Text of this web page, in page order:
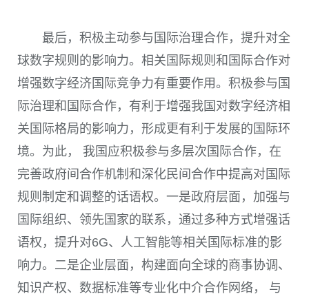
最后，积极主动参与国际治理合作，提升对全
球数字规则的影响力。相关国际规则和国际合作对
增强数字经济国际竞争力有重要作用。积极参与国
际治理和国际合作，有利于增强我国对数字经济相
关国际格局的影响力，形成更有利于发展的国际环
境。为此， 我国应积极参与多层次国际合作，在
完善政府间合作机制和深化民间合作中提高对国际
规则制定和调整的话语权。一是政府层面，加强与
国际组织、领先国家的联系，通过多种方式增强话
语权，提升对6G、人工智能等相关国际标准的影
响力。二是企业层面，构建面向全球的商事协调、
知识产权、数据标准等专业化中介合作网络， 与